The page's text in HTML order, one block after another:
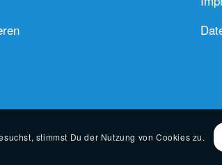
stimmst Du der Nutzung von Cookies zu.